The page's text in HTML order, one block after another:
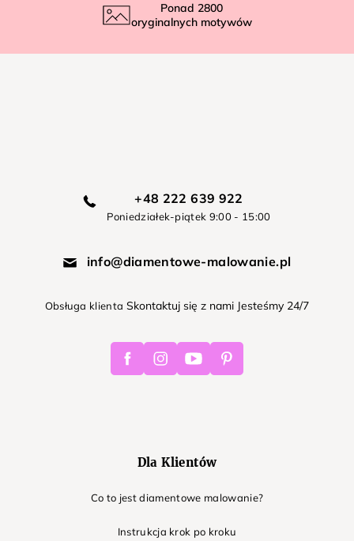
Ponad 2800
oryginalnych motywów
+48 222 639 922
Poniedziałek-piątek 9:00 - 15:00
info@diamentowe-malowanie.pl
Obsługa klienta Skontaktuj się z nami Jesteśmy 24/7
FacebookInstagramYoutube Pinterest
Dla Klientów
Co to jest diamentowe malowanie?
Instrukcja krok po kroku